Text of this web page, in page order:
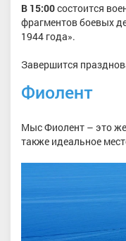
В 15:00состоится
фрагментов боевых
1944 года».
Завершится
Фиолент
Мыс Фиолент – это
также идеальное